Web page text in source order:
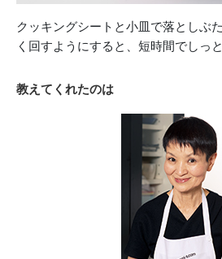
クッキングシートと小皿で落としぶ
く回すようにすると、短時間でしっ
教えてくれたのは